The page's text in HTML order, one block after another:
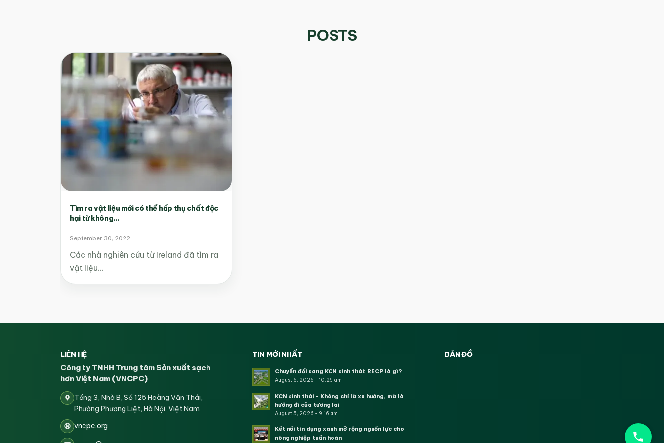
POSTS
Tìm ra vật liệu mới có thể hấp thụ chất độc
hại từ không...
September 30, 2022
Các nhà nghiên cứu từ Ireland đã tìm ra
vật liệu…
LIÊN HỆ
Công ty TNHH Trung tâm Sản xuất sạch
hơn Việt Nam (VNCPC)
Tầng 3, Nhà B, Số 125 Hoàng Văn Thái,
Phường Phương Liệt, Hà Nội, Việt Nam
vncpc.org
TIN MỚI NHẤT
Chuyển đổi sang KCN sinh thái: RECP là gì?
August 6, 2026 - 10:29 am
KCN sinh thái – Không chỉ là xu hướng, mà là
hướng đi của tương lai
August 5, 2026 - 9:16 am
Kết nối tín dụng xanh mở rộng nguồn lực cho
nông nghiệp tuần hoàn
BẢN ĐỒ